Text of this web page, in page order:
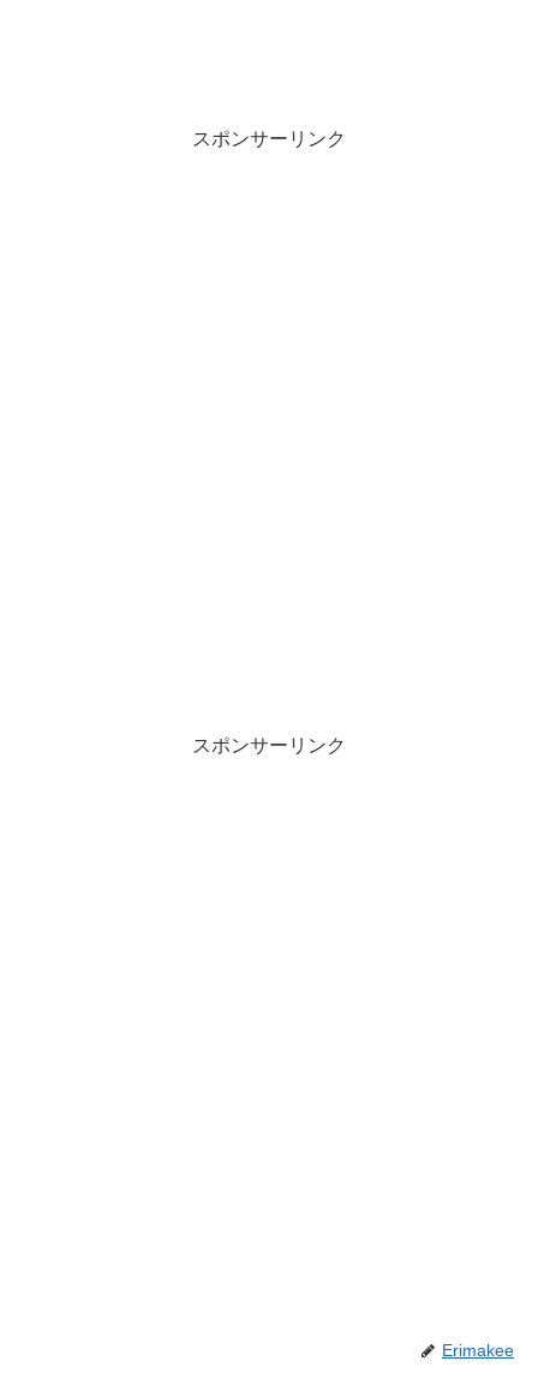
スポンサーリンク
スポンサーリンク
Erimakee